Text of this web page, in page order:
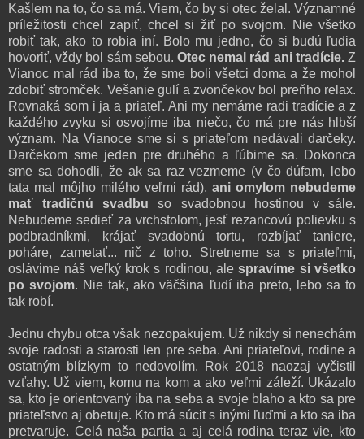
Kašlem na to, čo sa má. Viem, čo by si otec želal. Významné
príležitosti chcel zapiť, chcel si žiť po svojom. Nie všetko
robiť tak, ako to robia iní. Bolo mu jedno, čo si budú ľudia
hovoriť, vždy bol sám sebou. Otec nemal rád ani tradície.Z
Vianoc mal rád iba to, že sme boli všetci doma a že mohol
zdobiť stromček. Vešanie gulí a zvončekov bol preňho relax.
Rovnaká som i ja a priateľ. Ani my nemáme radi tradície a z
každého zvyku si osvojíme iba niečo, čo má pre nás hlbší
význam. Na Vianoce sme si s priateľom nedávali darčeky.
Darčekom sme jeden pre druhého a ľúbime sa. Dokonca
sme sa dohodli, že ak sa raz vezmeme (v čo dúfam, lebo
tata mal môjho milého veľmi rád), ani omylom nebudeme
mať tradičnú svadbu so svadobnou hostinou v sále.
Nebudeme sedieť za vrchstolom, jesť rezancovú polievku s
podbradníkmi, krájať svadobnú tortu, rozbíjať taniere,
poháre, zametať... nič z toho. Stretneme sa s priateľmi,
oslávime náš veľký krok s rodinou, alespravíme si všetko
po svojom. Nie tak, ako väčšina ľudí iba preto, lebo sa to
tak robí.
Jednu chybu otca však nezopakujem. Už nikdy si nenechám
svoje radosti a starosti len pre seba. Ani priateľovi, rodine a
ostatným blízkym to nedovolím. Rok 2018 naozaj vyčistil
vzťahy. Už viem, komu na kom a ako veľmi záleží. Ukázalo
sa, kto je orientovaný iba na seba a svoje blaho a kto sa pre
priateľstvo aj obetuje. Kto má súcit s inými ľuďmi a kto sa iba
pretvaruje. Celá naša partia a aj celá rodina teraz vie, kto